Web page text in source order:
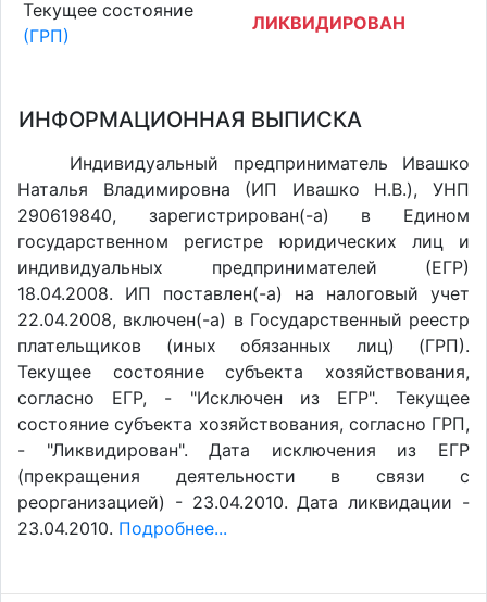
Текущее состояние
(ГРП)
ЛИКВИДИРОВАН
ИНФОРМАЦИОННАЯ ВЫПИСКА
Индивидуальный предприниматель Ивашко
Наталья Владимировна (ИП Ивашко Н.В.), УНП
290619840, зарегистрирован(-а) в Едином
государственном регистре юридических лиц и
индивидуальных предпринимателей (ЕГР)
18.04.2008. ИП поставлен(-a) на налоговый учет
22.04.2008, включен(-a) в Государственный реестр
плательщиков (иных обязанных лиц) (ГРП).
Текущее состояние субъекта хозяйствования,
согласно ЕГР, - "Исключен из ЕГР". Текущее
состояние субъекта хозяйствования, согласно ГРП,
- "Ликвидирован". Дата исключения из ЕГР
(прекращения деятельности в связи с
реорганизацией) - 23.04.2010. Дата ликвидации -
23.04.2010. Подробнее...